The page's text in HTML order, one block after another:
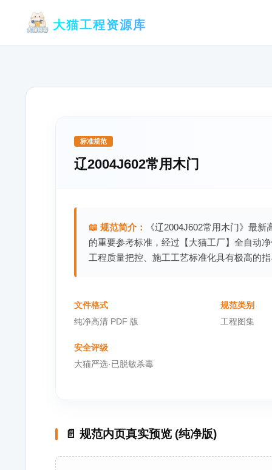
大猫工程资源库
标准规范
辽2004J602常用木门
📖 规范简介：
《辽2004J602常用木门》最
的重要参考标准，经过【大猫工厂】全自动
工程质量把控、施工工艺标准化具有极高的
文件格式
纯净高清 PDF 版
规范类别
工程图集
安全评级
大猫严选·已脱敏杀毒
📄 规范内页真实预览 (纯净版)